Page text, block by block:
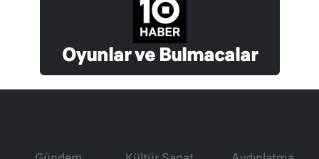
Oyunlar ve Bulmacalar